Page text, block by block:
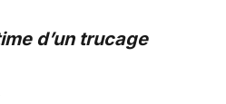
d’un trucage